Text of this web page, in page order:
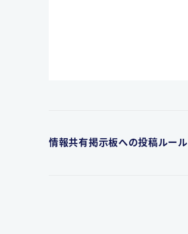
情報共有掲示板への投稿ルール